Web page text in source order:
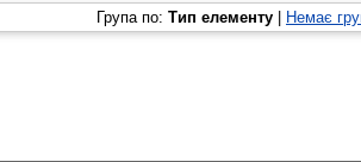
Група по: Тип елементу Немає